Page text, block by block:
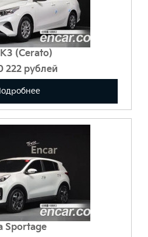
(Cerato)
222
Sportage